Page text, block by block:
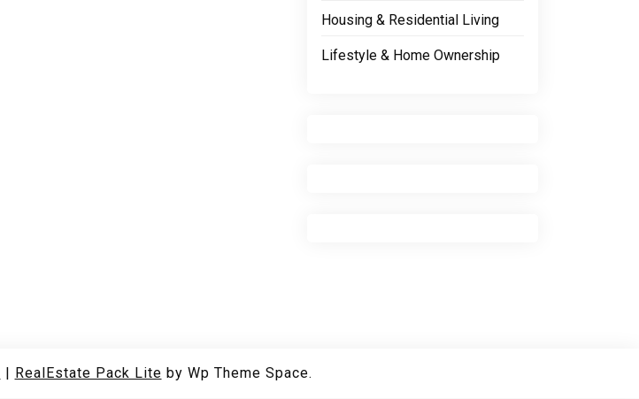
Housing & Residential Living
Lifestyle & Home Ownership
| RealEstate Pack Lite by Wp Theme Space.